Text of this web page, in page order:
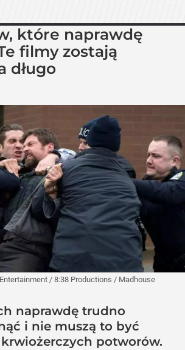
które naprawdę
filmy zostają
długo
/ 8:38 Productions / Madhouse
naprawdę trudno
i nie muszą to być
krwiożerczych potworów.